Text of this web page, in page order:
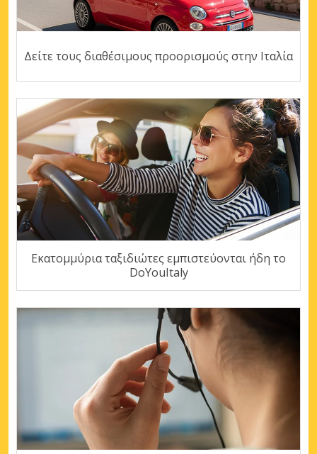
Δείτε τους διαθέσιμους προορισμούς στην Ιταλία
Εκατομμύρια ταξιδιώτες εμπιστεύονται ήδη το
DoYouItaly